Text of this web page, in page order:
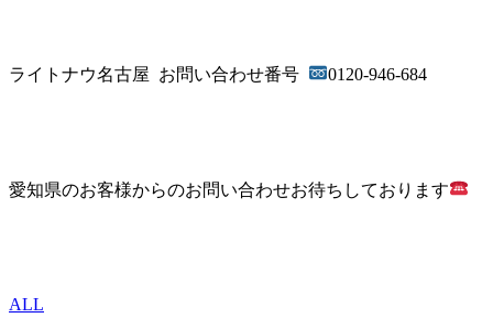
ライトナウ名古屋 お問い合わせ番号 0120-946-684
愛知県のお客様からのお問い合わせお待ちしております
ALL